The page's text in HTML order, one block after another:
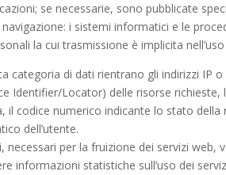
se necessarie, sono pubblicate
navigazione: i sistemi informatici e le
la cui trasmissione è implicita
categoria di dati rientrano gli indirizzi IP
Identifier/Locator) delle risorse
il codice numerico indicante lo stato
dell’utente.
necessari per la fruizione dei servizi web,
informazioni statistiche sull’uso dei